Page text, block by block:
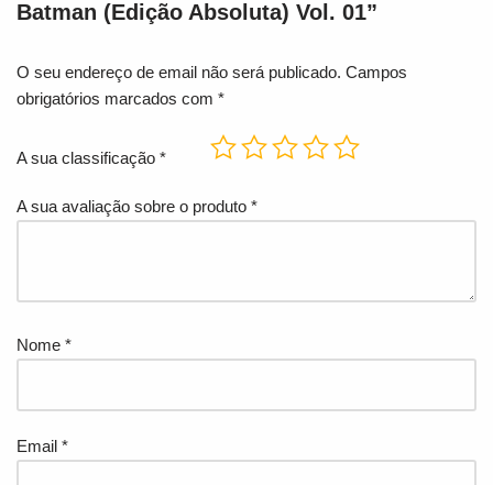
Batman (Edição Absoluta) Vol. 01”
O seu endereço de email não será publicado. Campos
obrigatórios marcados com *
A sua classificação *
A sua avaliação sobre o produto *
Nome *
Email *